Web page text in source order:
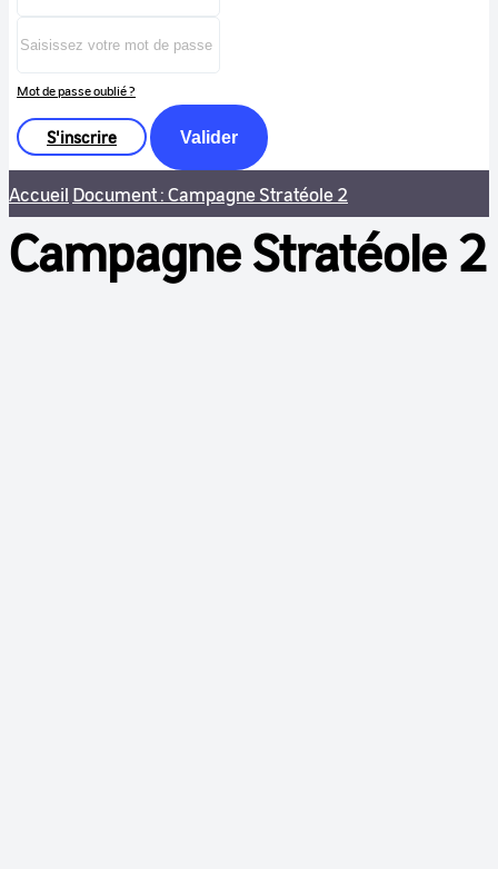
Mot de passe oublié ?
S'inscrire Valider
Accueil Document : Campagne Stratéole 2
Campagne Stratéole 2